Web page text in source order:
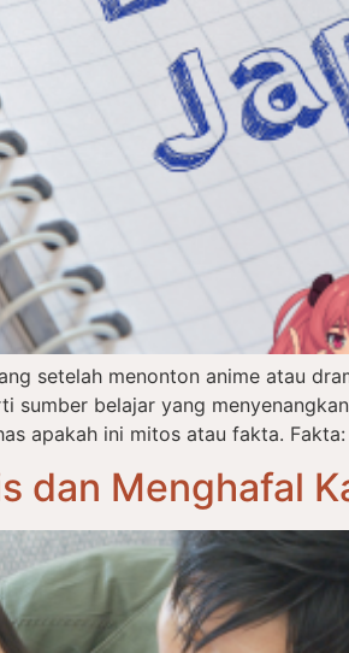
setelah menonton anime atau
sumber belajar yang
apakah ini mitos atau fakta.
dan Menghafal